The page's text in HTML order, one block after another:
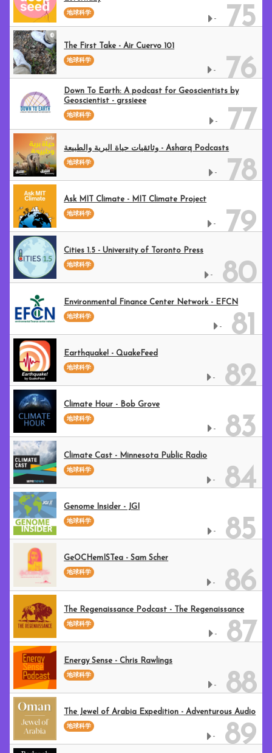
- 75
地球科学
- 76
The First Take - Air Cuervo 101
地球科学
- 77
Down To Earth: A podcast for Geoscientists by
Geoscientist - grssieee
地球科学
- 78
وثائقيات حياة البرية والطبيعة - Asharq Podcasts
地球科学
- 79
Ask MIT Climate - MIT Climate Project
地球科学
- 80
Cities 1.5 - University of Toronto Press
地球科学
- 81
Environmental Finance Center Network - EFCN
地球科学
- 82
Earthquake! - QuakeFeed
地球科学
- 83
Climate Hour - Bob Grove
地球科学
- 84
Climate Cast - Minnesota Public Radio
地球科学
- 85
Genome Insider - JGI
地球科学
- 86
GeOCHemISTea - Sam Scher
地球科学
- 87
The Regenaissance Podcast - The Regenaissance
地球科学
- 88
Energy Sense - Chris Rawlings
地球科学
- 89
The Jewel of Arabia Expedition - Adventurous Audio
地球科学